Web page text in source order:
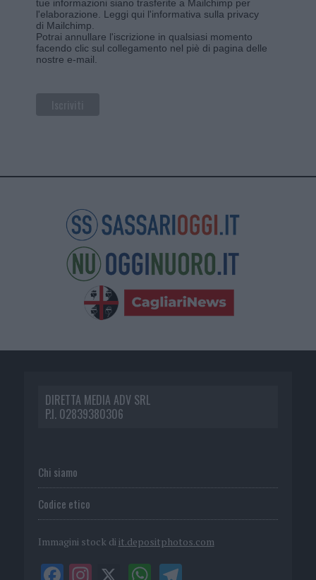
tue informazioni siano trasferite a Mailchimp per
l'elaborazione. Leggi qui l'informativa sulla privacy
di Mailchimp
Potrai annullare l'iscrizione in qualsiasi momento
facendo clic sul collegamento nel piè di pagina delle
nostre e-mail.
DIRETTA MEDIA ADV SRL
P.I. 02839380306
Chi siamo
Codice etico
Immagini stock di it.depositphotos.com